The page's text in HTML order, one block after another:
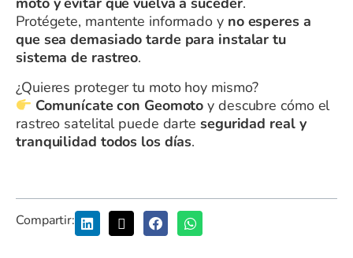
Protégete, mantente informado y no esperes a
que sea demasiado tarde para instalar tu
sistema de rastreo.
¿Quieres proteger tu moto hoy mismo?
Comunícate con Geomoto y descubre cómo el
rastreo satelital puede darte seguridad real y
tranquilidad todos los días.
Compartir: